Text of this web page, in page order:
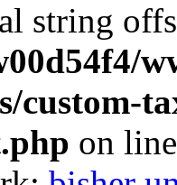
string
custom-
on